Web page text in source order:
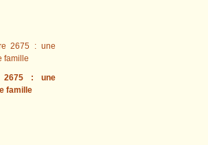
2675 : une
famille